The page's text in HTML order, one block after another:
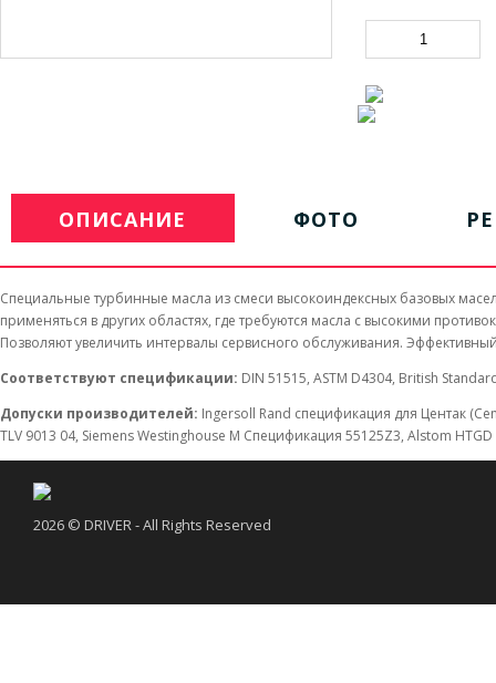
ОПИСАНИЕ ФОТО
Специальные турбинные масла из смеси высокоиндексных базовых
применяться в других областях, где требуются масла с высокими
Позволяют увеличить интервалы сервисного обслуживания.
Соответствуют спецификации: DIN 51515, ASTM D4304, British
Допуски производителей: Ingersoll Rand спецификация для Центак
TLV 9013 04, Siemens Westinghouse M Спецификация 55125Z3, Alstom HTGD
2026 © DRIVER - All Rights Reserved